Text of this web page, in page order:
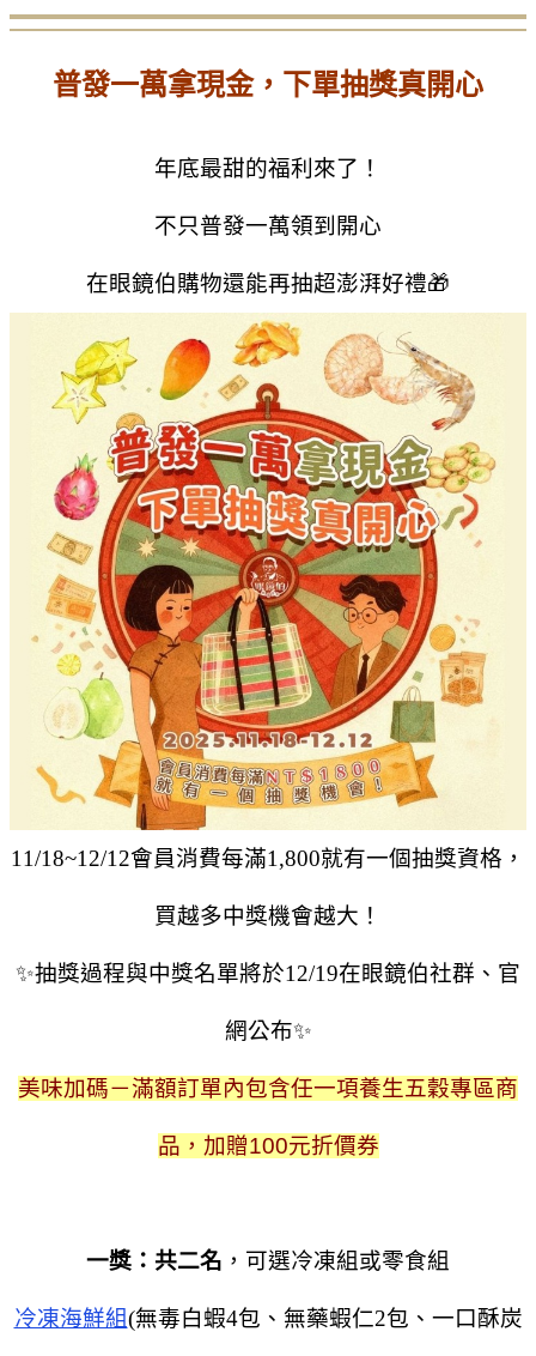
普發一萬拿現金，下單抽獎真開心
年底最甜的福利來了！
不只普發一萬領到開心
在眼鏡伯購物還能再抽超澎湃好禮🎁
11/18~12/12會員消費每滿1,800就有一個抽獎資格，
買越多中獎機會越大！
✨抽獎過程與中獎名單將於12/19在眼鏡伯社群、官
網公布✨
美味加碼－滿額訂單內包含任一項養生五穀專區商
品，加贈100元折價券
一獎：共二名 ，可選冷凍組或零食組
冷凍海鮮組(無毒白蝦4包、無藥蝦仁2包、一口酥炭